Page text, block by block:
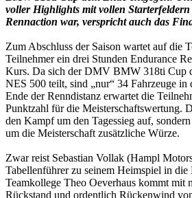
voller Highlights mit vollen
Rennaction war, verspricht auch das
Zum Abschluss der Saison wartet auf die
Teilnehmer ein drei Stunden Endurance
Kurs. Da sich der DMV BMW 318ti Cup
NES 500 teilt, sind „nur“ 34 Fahrzeuge in
Ende der Renndistanz erwartet die
Punktzahl für die Meisterschaftswertung.
den Kampf um den Tagessieg auf,
um die Meisterschaft zusätzliche Würze.
Zwar reist Sebastian Vollak (Hampl
Tabellenführer zu seinem Heimspiel in die
Teamkollege Theo Oeverhaus kommt mit
Rückstand und ordentlich Rückenwind